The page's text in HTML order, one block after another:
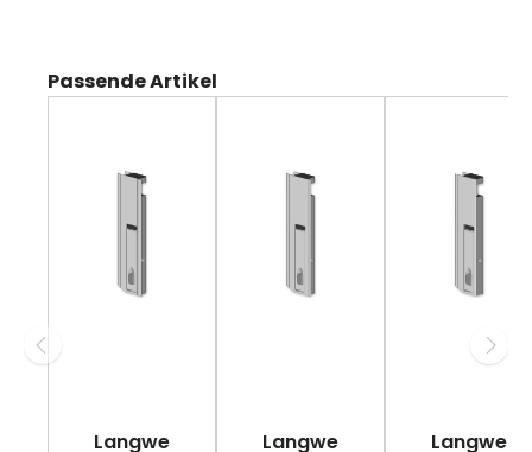
Produktgalerie überspringen
Passende Artikel
Langwe
Langwe
Langwe